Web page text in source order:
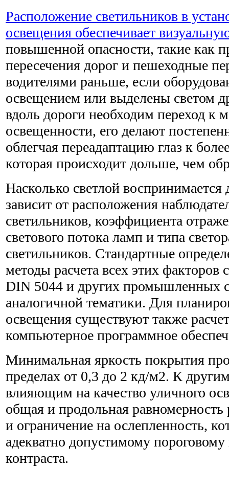
Расположение светильников в
освещения обеспечивает
повышенной опасности, такие как
пересечения дорог и пешеходные
водителями раньше, если
освещением или выделены светом
вдоль дороги необходим переход
освещенности, его делают
облегчая переадаптацию глаз к
которая происходит дольше, чем
Насколько светлой воспринимается
зависит от расположения
светильников, коэффициента
светового потока ламп и типа
светильников. Стандартные
методы расчета всех этих факторов
DIN 5044 и других промышленных
аналогичной тематики. Для
освещения существуют также
компьютерное программное
Минимальная яркость покрытия
пределах от 0,3 до 2 кд/м2. К
влияющим на качество уличного
общая и продольная равномерность
и ограничение на ослепленность,
адекватно допустимому
контраста.